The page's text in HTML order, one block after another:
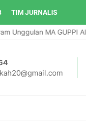
TIM JURNALIS
Unggulan MA GUPPI Al